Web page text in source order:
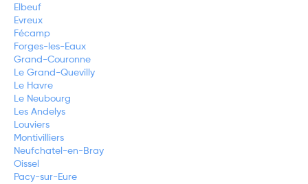
Elbeuf
Evreux
Fécamp
Forges-les-Eaux
Grand-Couronne
Le Grand-Quevilly
Le Havre
Le Neubourg
Les Andelys
Louviers
Montivilliers
Neufchatel-en-Bray
Oissel
Pacy-sur-Eure